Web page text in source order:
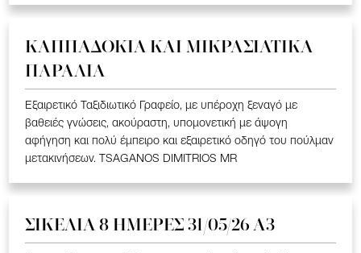
ΚΑΠΠΑΔΟΚΙΑ ΚΑΙ ΜΙΚΡΑΣΙΑΤΙΚΑ
ΠΑΡΑΛΙΑ
Εξαιρετικό Ταξιδιωτικό Γραφείο, με υπέροχη ξεναγό με
βαθειές γνώσεις, ακούραστη, υπομονετική με άψογη
αφήγηση και πολύ έμπειρο και εξαιρετικό οδηγό του πούλμαν
μετακινήσεων. TSAGANOS DIMITRIOS MR
ΣΙΚΕΛΙΑ 8 ΗΜΕΡΕΣ 31/05/26 Α3